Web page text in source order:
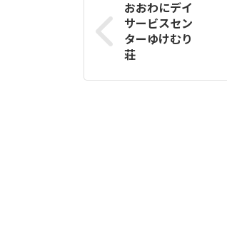
おおわにデイ
サービスセン
ターゆけむり
荘